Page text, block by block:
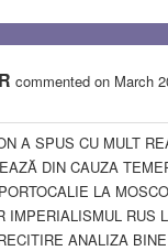
commented on March
A SPUS CU MULT
DIN CAUZA
LA
IMPERIALISMUL RUS
ANALIZA